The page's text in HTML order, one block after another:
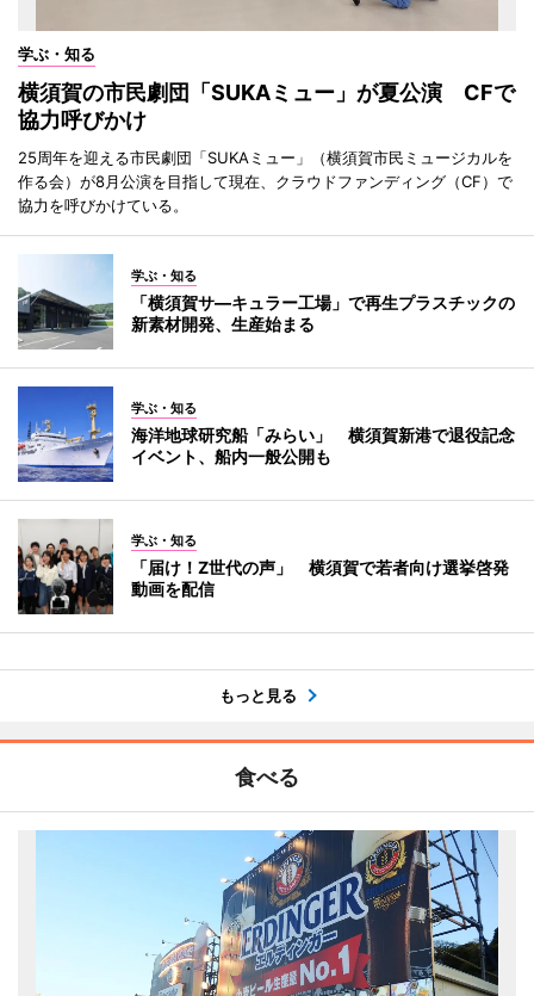
学ぶ・知る
横須賀の市民劇団「SUKAミュー」が夏公演 CFで
協力呼びかけ
25周年を迎える市民劇団「SUKAミュー」（横須賀市民ミュージカルを
作る会）が8月公演を目指して現在、クラウドファンディング（CF）で
協力を呼びかけている。
学ぶ・知る
「横須賀サ―キュラー工場」で再生プラスチックの
新素材開発、生産始まる
学ぶ・知る
海洋地球研究船「みらい」 横須賀新港で退役記念
イベント、船内一般公開も
学ぶ・知る
「届け！Z世代の声」 横須賀で若者向け選挙啓発
動画を配信
もっと見る
食べる